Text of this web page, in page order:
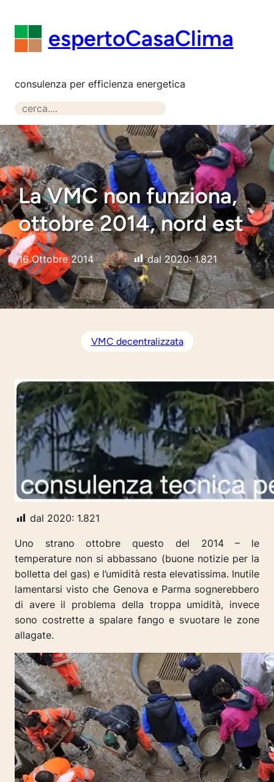
contenuto espertoCasaClima
consulenza per efficienza energetica
S
e
a
r
c
hLa VMC non funziona,
ottobre 2014, nord est
16 Ottobre 2014 dal 2020: 1.821
VMC decentralizzata
dal 2020: 1.821
Uno strano ottobre questo del 2014 – le
temperature non si abbassano (buone notizie per la
bolletta del gas) e l’umidità resta elevatissima. Inutile
lamentarsi visto che Genova e Parma sognerebbero
di avere il problema della troppa umidità, invece
sono costrette a spalare fango e svuotare le zone
allagate.